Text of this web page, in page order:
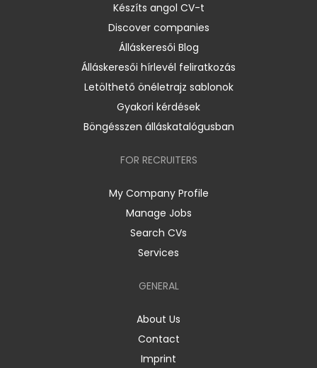
Készíts angol CV-t
Discover companies
Álláskeresői Blog
Álláskeresői hírlevél feliratkozás
Letölthető önéletrajz sablonok
Gyakori kérdések
Böngésszen álláskatalógusban
FOR RECRUITERS
My Company Profile
Manage Jobs
Search CVs
Services
GENERAL
About Us
Contact
Imprint